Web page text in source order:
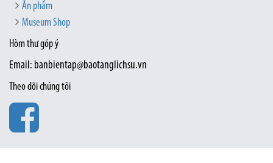
Ấn phẩm
Museum Shop
Hòm thư góp ý
Email: banbientap@baotanglichsu.vn
Theo dõi chúng tôi